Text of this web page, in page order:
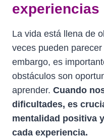
experiencias
La vida está llena de
veces pueden
embargo, es
obstáculos son
aprender. Cuando
dificultades, es
mentalidad positiva
cada experiencia.